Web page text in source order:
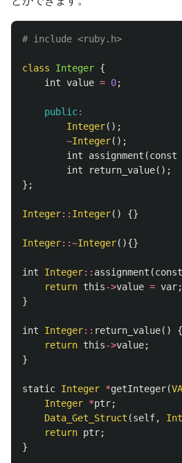
# include <ruby.h>
class Integer {
int value = 0;
public:
Integer();
~Integer();
int
assignment (const
int
return_value();
};
Integer:: Integer() {}
Integer::~Integer(){}
int Integer:: assignment (const
return this->value = var;
}
int Integer:: return_value()
{
return this->value;
}
static Integer *getInteger(
Integer *ptr;
Data_Get_Struct (self,
return ptr;
}